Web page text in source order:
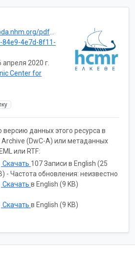
pdfs/13305/13305.pdf
84e9-4e7d-8f11-
апреля 2020 г.
Center for
данных этого ресурса в
(DwC-A) или метаданных
или RTF:
Скачать 107 Записи в English (25
- Частота обновления: неизвестно
Скачать в English (9 KB)
Скачать в English (9 KB)